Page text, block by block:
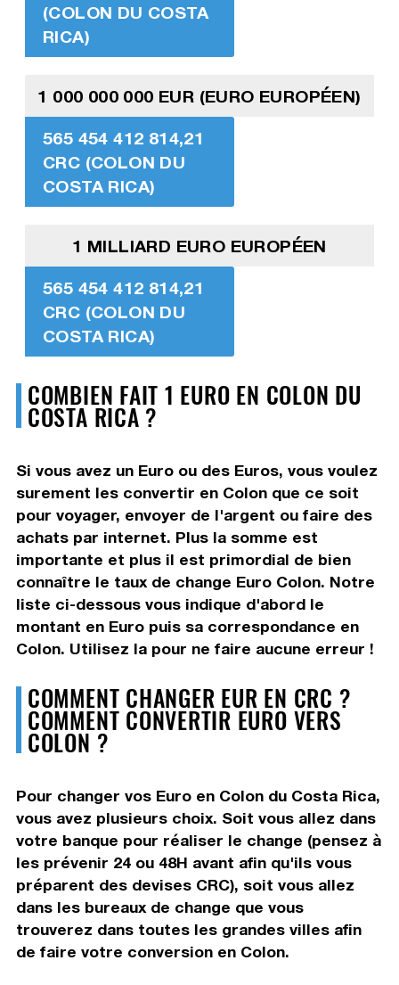
(COLON DU COSTA
RICA)
1 000 000 000 EUR (EURO EUROPÉEN)
565 454 412 814,21
CRC (COLON DU
COSTA RICA)
1 MILLIARD EURO EUROPÉEN
565 454 412 814,21
CRC (COLON DU
COSTA RICA)
COMBIEN FAIT 1 EURO EN COLON DU
COSTA RICA ?
Si vous avez un Euro ou des Euros, vous voulez
surement les convertir en Colon que ce soit
pour voyager, envoyer de l'argent ou faire des
achats par internet. Plus la somme est
importante et plus il est primordial de bien
connaître le taux de change Euro Colon. Notre
liste ci-dessous vous indique d'abord le
montant en Euro puis sa correspondance en
Colon. Utilisez la pour ne faire aucune erreur !
COMMENT CHANGER EUR EN CRC ?
COMMENT CONVERTIR EURO VERS
COLON ?
Pour changer vos Euro en Colon du Costa Rica,
vous avez plusieurs choix. Soit vous allez dans
votre banque pour réaliser le change (pensez à
les prévenir 24 ou 48H avant afin qu'ils vous
préparent des devises CRC), soit vous allez
dans les bureaux de change que vous
trouverez dans toutes les grandes villes afin
de faire votre conversion en Colon.